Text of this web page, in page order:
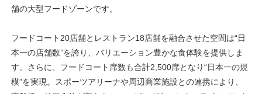
舗の大型フードゾーンです。
フードコート20店舗とレストラン18店舗を融合させた空間は“日
本一の店舗数”を誇り、バリエーション豊かな食体験を提供しま
す。さらに、フードコート席数も合計2,500席となり“日本一の規
模”を実現。スポーツアリーナや周辺商業施設との連携により、